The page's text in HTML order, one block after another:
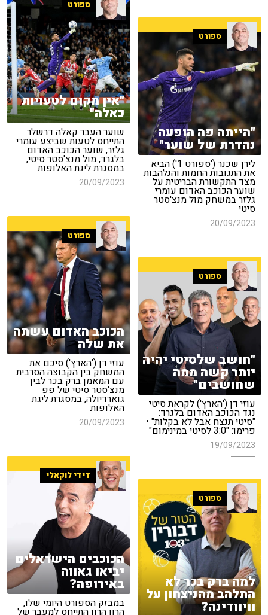
ספורט
"אין מקום לטעויות
כאלה"
שוער העבר קאלה דרשלר
התייחס לטעות שביצע עומרי
גלזר, שוער הכוכב האדום
בלגרד, מול מנצ'סטר סיטי,
במסגרת ליגת האלופות
20/09/2023
ספורט
"הייתה פה הופעה
נהדרת של שוער"
לירן שכנר ('ספורט 1') הביא
את התגובות החמות והנלהבות
מצד התקשורת הבריטית על
שוער הכוכב האדום עומרי
גלזר במשחק מול מנצ'סטר
סיטי
20/09/2023
ספורט
הכוכב האדום עשתה
את שלה
עוזי דן ('הארץ') סיכם את
המשחק בין הקבוצה הסרבית
עם המאמן ברק בכר לבין
מנצ'סטר סיטי של פפ
גוארדיולה, במסגרת ליגת
האלופות
20/09/2023
ספורט
"חושב שלסיטי יהיה
יותר קשה ממה
שחושבים"
עוזי דן ('הארץ') לקראת סיטי
נגד הכוכב האדום בלגרד:
"סיטי תנצח אבל לא בקלות" •
פרימו: "3:0 לסיטי במינימום"
19/09/2023
דידי לוקאלי
הכוכבים הישראלים
יביאו גאווה
באירופה?
במבזק הספורט היומי שלו,
ספורט
למה ברק בכר לא
התלהב מהניצחון על
וויוודינה?